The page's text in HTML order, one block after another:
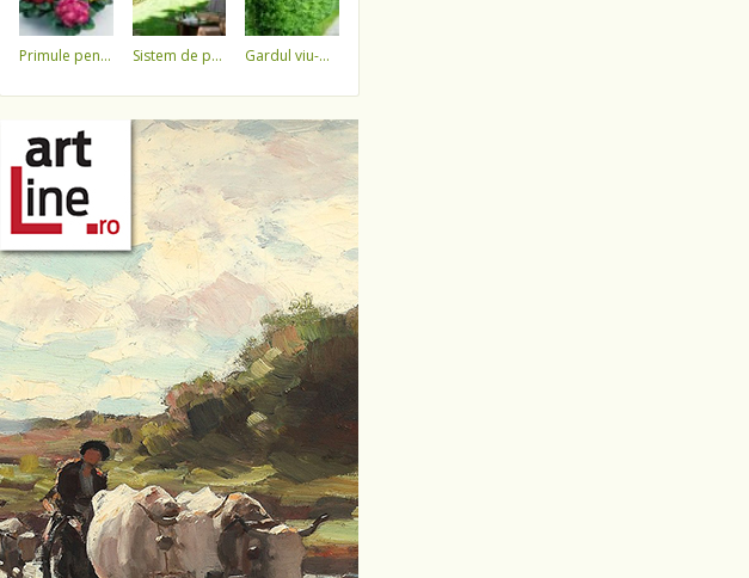
primule pentru 1 martie 3,5 lei / ghiveci !!!! sistem de pulverizare a apei gardul viu-minune!